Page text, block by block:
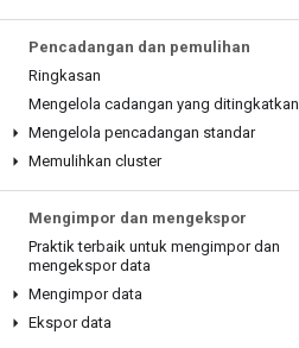
Pencadangan dan pemulihan
Ringkasan
Mengelola cadangan yang ditingkatkan
Mengelola pencadangan standar
Memulihkan cluster
Mengimpor dan mengekspor
Praktik terbaik untuk mengimpor dan
mengekspor data
Mengimpor data
Ekspor data